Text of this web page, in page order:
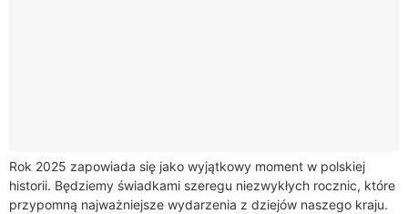
Rok 2025 zapowiada się jako wyjątkowy moment w polskiej
historii. Będziemy świadkami szeregu niezwykłych rocznic, które
przypomną najważniejsze wydarzenia z dziejów naszego kraju.